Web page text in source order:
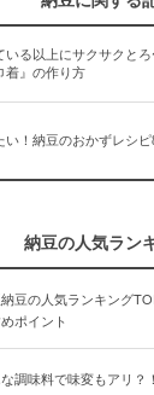
いる以上にサクサクと
着』の作り方
い！納豆のおかずレシピ
納豆の人気ラン
豆の人気ランキング
ポイント
な調味料で味変もアリ